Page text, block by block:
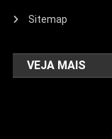
Sitemap
VEJA MAIS